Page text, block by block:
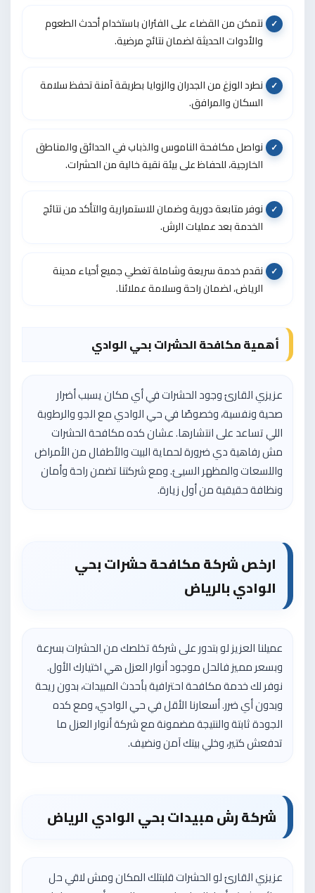
نتمكن من القضاء على الفئران باستخدام أحدث الطعوم
والأدوات الحديثة لضمان نتائج مرضية.
نطرد الوزغ من الجدران والزوايا بطريقة آمنة تحفظ سلامة
السكان والمرافق.
نواصل مكافحة الناموس والذباب في الحدائق والمناطق
الخارجية، للحفاظ على بيئة نقية خالية من الحشرات.
نوفر متابعة دورية وضمان للاستمرارية والتأكد من نتائج
الخدمة بعد عمليات الرش.
نقدم خدمة سريعة وشاملة تغطي جميع أحياء مدينة
الرياض، لضمان راحة وسلامة عملائنا.
أهمية مكافحة الحشرات بحي الوادي
عزيزي القارئ وجود الحشرات في أي مكان يسبب أضرار
صحية ونفسية، وخصوصًا في حي الوادي مع الجو والرطوبة
اللي تساعد على انتشارها. عشان كده مكافحة الحشرات
مش رفاهية دي ضرورة لحماية البيت والأطفال من الأمراض
واللسعات والمظهر السيئ. ومع شركتنا تضمن راحة وأمان
ونظافة حقيقية من أول زيارة.
ارخص شركة مكافحة حشرات بحي
الوادي بالرياض
عميلنا العزيز لو بتدور على شركة تخلصك من الحشرات بسرعة
وبسعر مميز فالحل موجود أنوار العزل هي اختيارك الأول.
نوفر لك خدمة مكافحة احترافية بأحدث المبيدات، بدون ريحة
وبدون أي ضرر. أسعارنا الأقل في حي الوادي، ومع كده
الجودة ثابتة والنتيجة مضمونة مع شركة أنوار العزل ما
تدفعش كتير، وخلي بيتك آمن ونضيف.
شركة رش مبيدات بحي الوادي الرياض
عزيزي القارئ لو الحشرات قلبتلك المكان ومش لاقي حل